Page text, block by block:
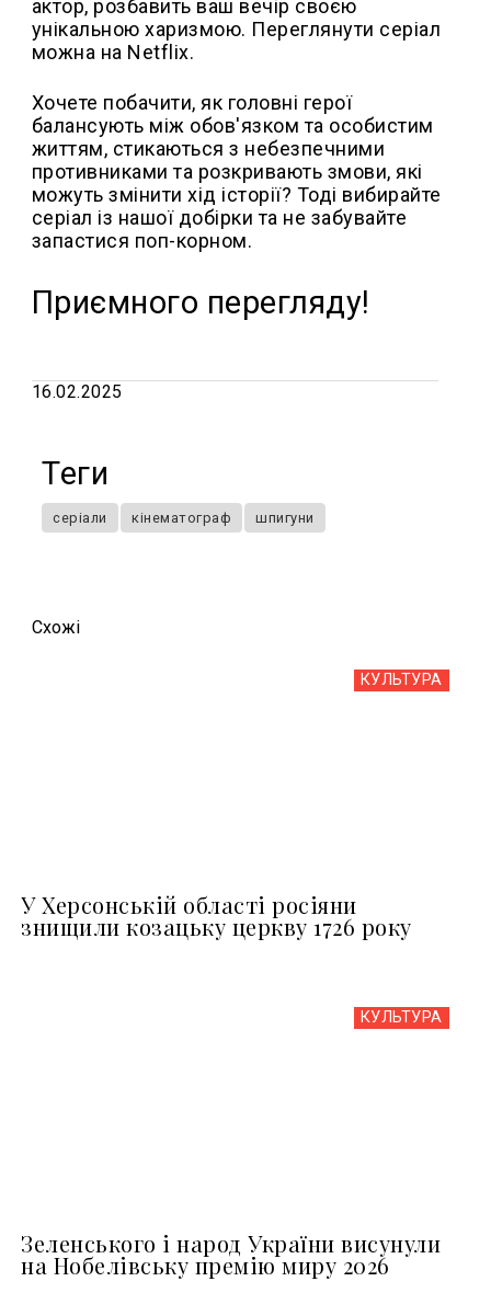
актор, розбавить ваш вечір своєю
унікальною харизмою. Переглянути серіал
можна на Netflix.
Хочете побачити, як головні герої
балансують між обов'язком та особистим
життям, стикаються з небезпечними
противниками та розкривають змови, які
можуть змінити хід історії? Тоді вибирайте
серіал із нашої добірки та не забувайте
запастися поп-корном.
Приємного перегляду!
16.02.2025
Теги
серіали кінематограф шпигуни
Схожi
КУЛЬТУРА
У Херсонській області росіяни
знищили козацьку церкву 1726 року
КУЛЬТУРА
Зеленського і народ України висунули
на Нобелівську премію миру 2026